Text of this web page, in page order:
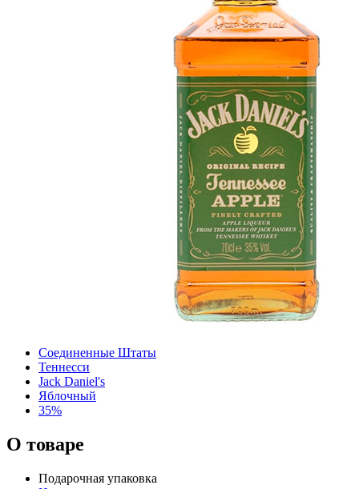
Соединенные Штаты
Теннесси
Jack Daniel's
Яблочный
35%
О товаре
Подарочная упаковка